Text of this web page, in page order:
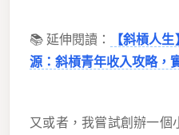
📚 延伸閱讀：
【斜槓人
源：斜槓青年收入攻略，
又或者，我嘗試創辦一個